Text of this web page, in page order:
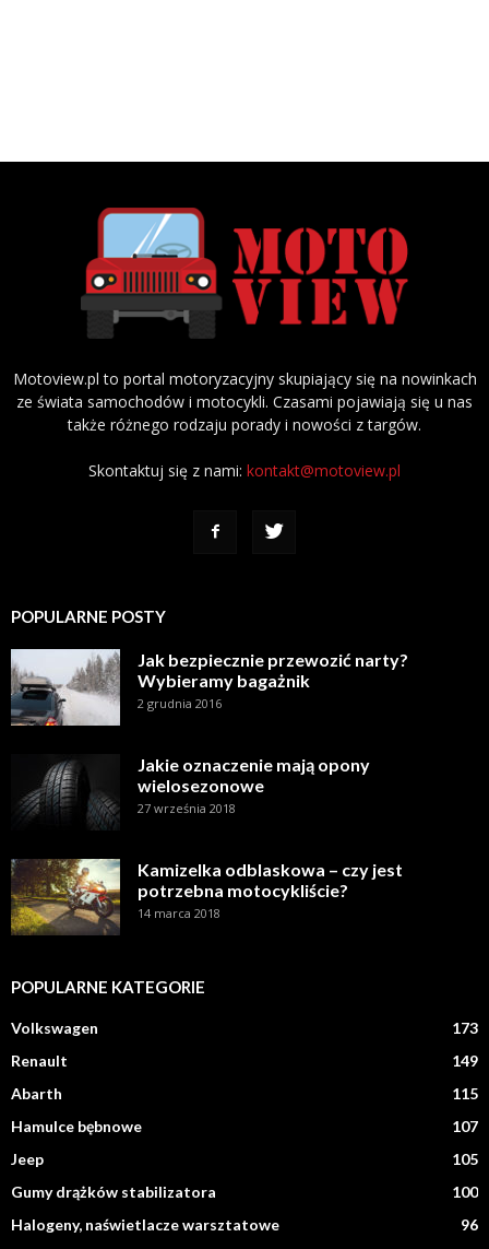
Motoview.pl to portal motoryzacyjny skupiający się na nowinkach
ze świata samochodów i motocykli. Czasami pojawiają się u nas
także różnego rodzaju porady i nowości z targów.
Skontaktuj się z nami: kontakt@motoview.pl
POPULARNE POSTY
Jak bezpiecznie przewozić narty?
Wybieramy bagażnik
2 grudnia 2016
Jakie oznaczenie mają opony
wielosezonowe
27 września 2018
Kamizelka odblaskowa – czy jest
potrzebna motocykliście?
14 marca 2018
POPULARNE KATEGORIE
Volkswagen
173
Renault
149
Abarth
115
Hamulce bębnowe
107
Jeep
105
Gumy drążków stabilizatora
100
Halogeny, naświetlacze warsztatowe
96